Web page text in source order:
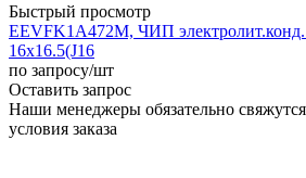
Быстрый просмотр
EEVFK1A472M, ЧИП
16x16.5(J16
по запросу/шт
Оставить запрос
Наши менеджеры обязательно
условия заказа